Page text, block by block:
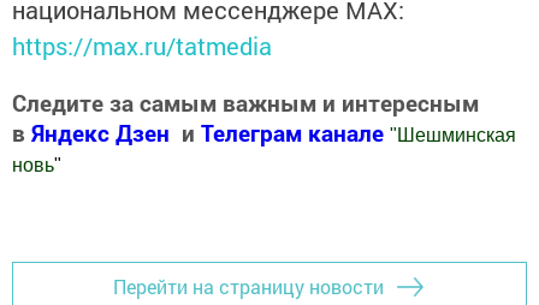
национальном мессенджере MАХ:
https://max.ru/tatmedia
Следите за самым важным и интересным
в Яндекс Дзен и Телеграм канале " Шешминская
новь"
Перейти на страницу новости